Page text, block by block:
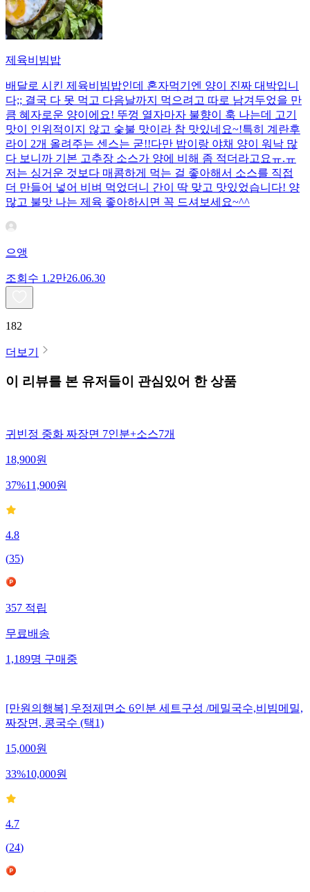
제육비빔밥
배달로 시킨 제육비빔밥인데 혼자먹기엔 양이 진짜 대박입니
다;; 결국 다 못 먹고 다음날까지 먹으려고 따로 남겨두었을 만
큼 혜자로운 양이에요! 뚜껑 열자마자 불향이 훅 나는데 고기
맛이 인위적이지 않고 숯불 맛이라 참 맛있네요~!특히 계란후
라이 2개 올려주는 센스는 굳!! ​다만 밥이랑 야채 양이 워낙 많
다 보니까 기본 고추장 소스가 양에 비해 좀 적더라고요ㅠ.ㅠ
저는 싱거운 것보다 매콤하게 먹는 걸 좋아해서 소스를 직접
더 만들어 넣어 비벼 먹었더니 간이 딱 맞고 맛있었습니다! 양
많고 불맛 나는 제육 좋아하시면 꼭 드셔보세요~^^
으앵
조회수 1.2만26.06.30
182
더보기
이 리뷰를 본 유저들이 관심있어 한 상품
귀빈정 중화 짜장면 7인분+소스7개
18,900원
37%11,900원
4.8
(35)
357 적립
무료배송
1,189명 구매중
[만원의행복] 우정제면소 6인분 세트구성 /메밀국수,비빔메밀,
짜장면, 콩국수 (택1)
15,000원
33%10,000원
4.7
(24)